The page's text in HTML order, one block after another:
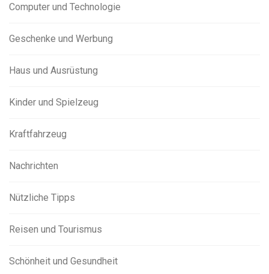
Computer und Technologie
Geschenke und Werbung
Haus und Ausrüstung
Kinder und Spielzeug
Kraftfahrzeug
Nachrichten
Nützliche Tipps
Reisen und Tourismus
Schönheit und Gesundheit